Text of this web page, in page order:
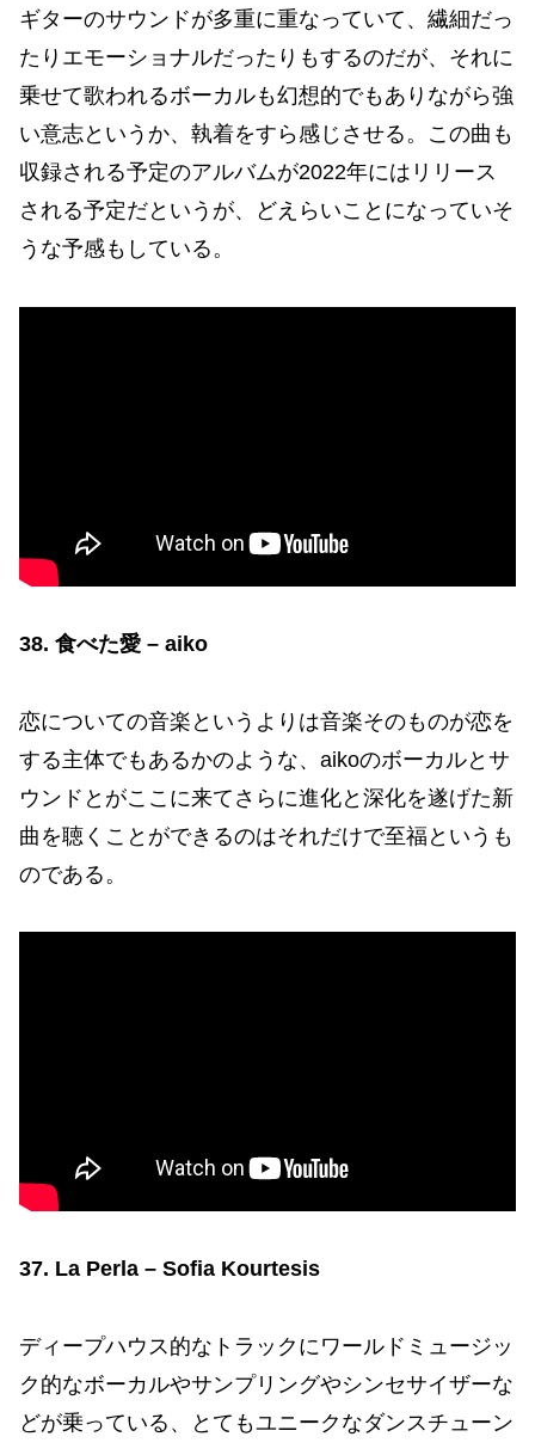
ギターのサウンドが多重に重なっていて、繊細だっ
たりエモーショナルだったりもするのだが、それに
乗せて歌われるボーカルも幻想的でもありながら強
い意志というか、執着をすら感じさせる。この曲も
収録される予定のアルバムが2022年にはリリース
される予定だというが、どえらいことになっていそ
うな予感もしている。
38. 食べた愛 – aiko
恋についての音楽というよりは音楽そのものが恋を
する主体でもあるかのような、aikoのボーカルとサ
ウンドとがここに来てさらに進化と深化を遂げた新
曲を聴くことができるのはそれだけで至福というも
のである。
37. La Perla – Sofia Kourtesis
ディープハウス的なトラックにワールドミュージッ
ク的なボーカルやサンプリングやシンセサイザーな
どが乗っている、とてもユニークなダンスチューン